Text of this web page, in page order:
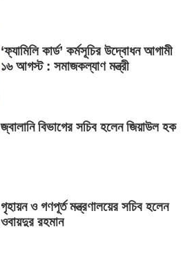
‘ফ্যামিলি কার্ড’ কর্মসূচির উদ্বোধন আগামী
১৬ আগস্ট : সমাজকল্যাণ মন্ত্রী
জ্বালানি বিভাগের সচিব হলেন জিয়াউল হক
গৃহায়ন ও গণপূর্ত মন্ত্রণালয়ের সচিব হলেন
ওবায়দুর রহমান